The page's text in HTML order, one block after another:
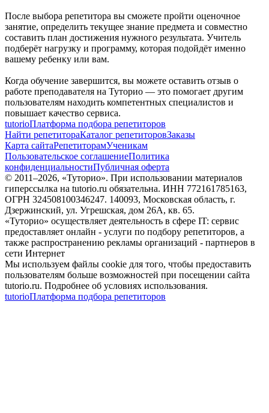
После выбора репетитора вы сможете пройти оценочное
занятие, определить текущее знание предмета и совместно
составить план достижения нужного результата. Учитель
подберёт нагрузку и программу, которая подойдёт именно
вашему ребенку или вам.
Когда обучение завершится, вы можете оставить отзыв о
работе преподавателя на Туторио — это помогает другим
пользователям находить компетентных специалистов и
повышает качество сервиса.
tutorioПлатформа подбора репетиторов
Найти репетитораКаталог репетиторовЗаказы
Карта сайтаРепетиторамУченикам
Пользовательское соглашениеПолитика
конфиденциальностиПубличная оферта
© 2011–2026, «Туторио». При использовании материалов
гиперссылка на tutorio.ru обязательна. ИНН 772161785163,
ОГРН 324508100346247. 140093, Московская область, г.
Дзержинский, ул. Угрешская, дом 26А, кв. 65.
«Туторио» осуществляет деятельность в сфере IT: сервис
предоставляет онлайн - услуги по подбору репетиторов, а
также распространению рекламы организаций - партнеров в
сети Интернет
Мы используем файлы cookie для того, чтобы предоставить
пользователям больше возможностей при посещении сайта
tutorio.ru. Подробнее об условиях использования.
tutorioПлатформа подбора репетиторов